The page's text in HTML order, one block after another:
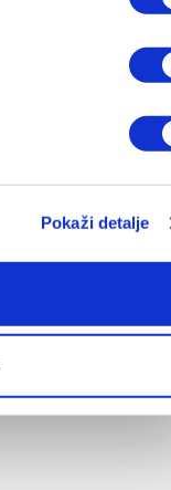
Pokaži detalje